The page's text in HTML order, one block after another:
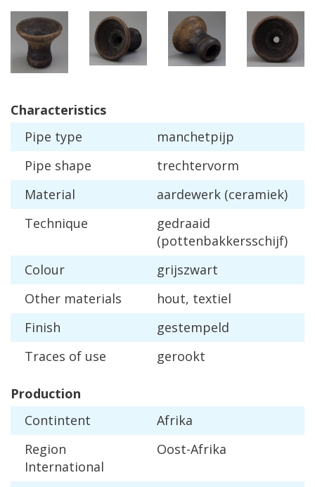
Characteristics
Pipe type
manchetpijp
Pipe shape
trechtervorm
Material
aardewerk (ceramiek)
Technique
gedraaid
(pottenbakkersschijf)
Colour
grijszwart
Other materials hout, textiel
Finish
gestempeld
Traces of use gerookt
Production
Contintent
Afrika
Region
International
Oost-Afrika